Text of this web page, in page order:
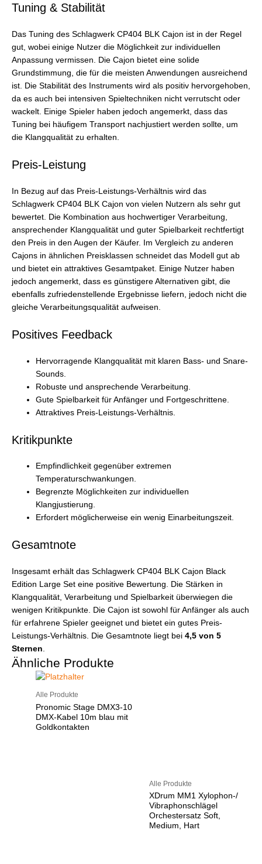
Tuning & Stabilität
Das Tuning des Schlagwerk CP404 BLK Cajon ist in der Regel
gut, wobei einige Nutzer die Möglichkeit zur individuellen
Anpassung vermissen. Die Cajon bietet eine solide
Grundstimmung, die für die meisten Anwendungen ausreichend
ist. Die Stabilität des Instruments wird als positiv hervorgehoben,
da es auch bei intensiven Spieltechniken nicht verrutscht oder
wackelt. Einige Spieler haben jedoch angemerkt, dass das
Tuning bei häufigem Transport nachjustiert werden sollte, um
die Klangqualität zu erhalten.
Preis-Leistung
In Bezug auf das Preis-Leistungs-Verhältnis wird das
Schlagwerk CP404 BLK Cajon von vielen Nutzern als sehr gut
bewertet. Die Kombination aus hochwertiger Verarbeitung,
ansprechender Klangqualität und guter Spielbarkeit rechtfertigt
den Preis in den Augen der Käufer. Im Vergleich zu anderen
Cajons in ähnlichen Preisklassen schneidet das Modell gut ab
und bietet ein attraktives Gesamtpaket. Einige Nutzer haben
jedoch angemerkt, dass es günstigere Alternativen gibt, die
ebenfalls zufriedenstellende Ergebnisse liefern, jedoch nicht die
gleiche Verarbeitungsqualität aufweisen.
Positives Feedback
Hervorragende Klangqualität mit klaren Bass- und Snare-
Sounds.
Robuste und ansprechende Verarbeitung.
Gute Spielbarkeit für Anfänger und Fortgeschrittene.
Attraktives Preis-Leistungs-Verhältnis.
Kritikpunkte
Empfindlichkeit gegenüber extremen
Temperaturschwankungen.
Begrenzte Möglichkeiten zur individuellen
Klangjustierung.
Erfordert möglicherweise ein wenig Einarbeitungszeit.
Gesamtnote
Insgesamt erhält das Schlagwerk CP404 BLK Cajon Black
Edition Large Set eine positive Bewertung. Die Stärken in
Klangqualität, Verarbeitung und Spielbarkeit überwiegen die
wenigen Kritikpunkte. Die Cajon ist sowohl für Anfänger als auch
für erfahrene Spieler geeignet und bietet ein gutes Preis-
Leistungs-Verhältnis. Die Gesamtnote liegt bei 4,5 von 5
Sternen.
Ähnliche Produkte
Alle Produkte
Pronomic Stage DMX3-10
DMX-Kabel 10m blau mit
Goldkontakten
Alle Produkte
XDrum MM1 Xylophon-/
Vibraphonschlägel
Orchestersatz Soft,
Medium, Hart